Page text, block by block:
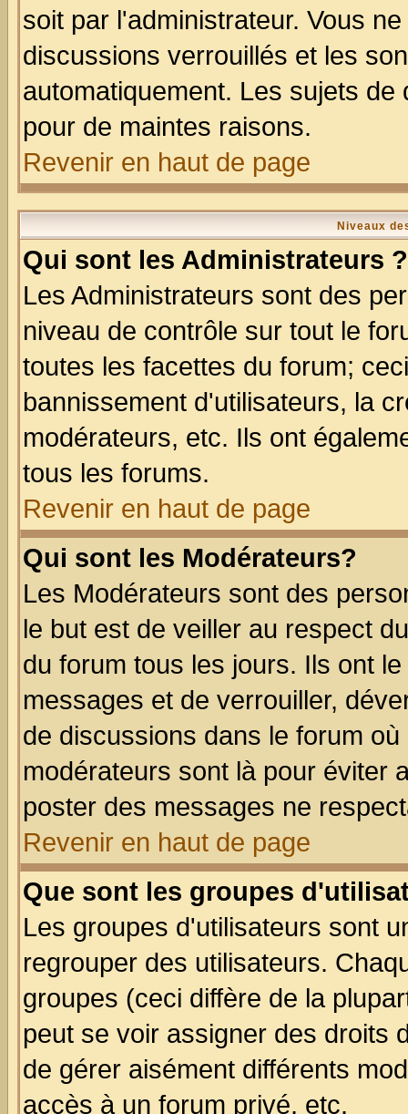
soit par l'administrateur. Vous
discussions verrouillés et les
automatiquement. Les sujets
pour de maintes raisons.
Revenir en haut de page
Niveaux
Qui sont les Administrateurs ?
Les Administrateurs sont des
niveau de contrôle sur tout le
toutes les facettes du forum;
bannissement d'utilisateurs, la
modérateurs, etc. Ils ont
tous les forums.
Revenir en haut de page
Qui sont les Modérateurs?
Les Modérateurs sont des
le but est de veiller au respect
du forum tous les jours. Ils ont
messages et de verrouiller,
de discussions dans le forum
modérateurs sont là pour éviter
poster des messages ne
Revenir en haut de page
Que sont les groupes
Les groupes d'utilisateurs sont
regrouper des utilisateurs.
groupes (ceci diffère de la
peut se voir assigner des droits
de gérer aisément différents
accès à un forum privé, etc.